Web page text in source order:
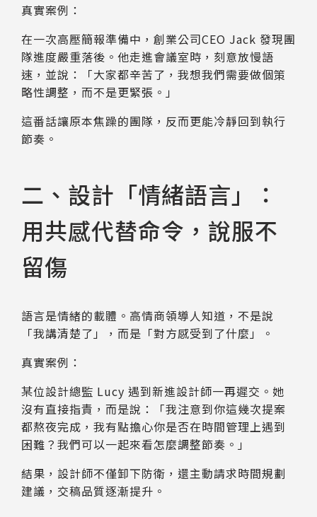
真實案例：
在一次高壓簡報準備中，創業公司CEO Jack 發現團
隊進度嚴重落後。他走進會議室時，刻意放慢語
速，並說：「大家都辛苦了，我想我們需要做個策
略性調整，而不是更緊張。」
這番話讓原本焦躁的團隊，反而更能冷靜回到執行
節奏。
二、設計「情緒語言」：
用共感代替命令，說服不
留傷
語言是情緒的載體。高情商領導人知道，不是說
「我講清楚了」，而是「對方感受到了什麼」。
真實案例：
某位設計總監 Lucy 遇到新進設計師一再遲交。她
沒有直接指責，而是說：「我注意到你這幾次提案
都熬夜完成，我有點擔心你是否在時間管理上遇到
困難？我們可以一起來看怎麼調整節奏。」
結果，設計師不僅卸下防衛，還主動請求時間規劃
建議，交稿品質逐漸提升。